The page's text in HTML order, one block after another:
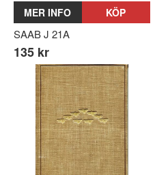
MER INFO KÖP
SAAB J 21A
135 kr